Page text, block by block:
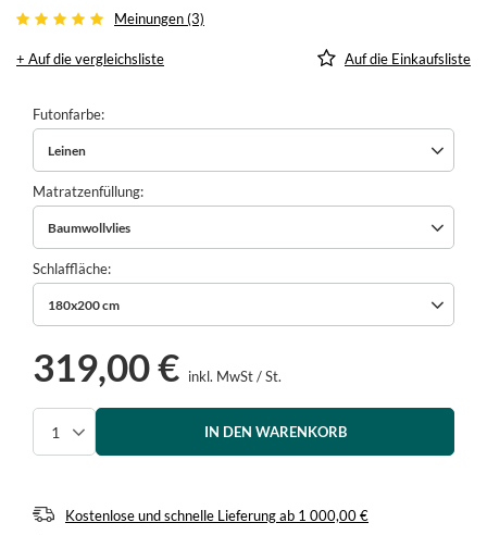
Meinungen (3)
+ Auf die vergleichsliste Auf die Einkaufsliste
Futonfarbe
Leinen
Matratzenfüllung
Baumwollvlies
Schlaffläche
180x200 cm
319,00 € inkl. MwSt/St.
IN DEN WARENKORB
Kostenlose und schnelle Lieferungab 1 000,00 €